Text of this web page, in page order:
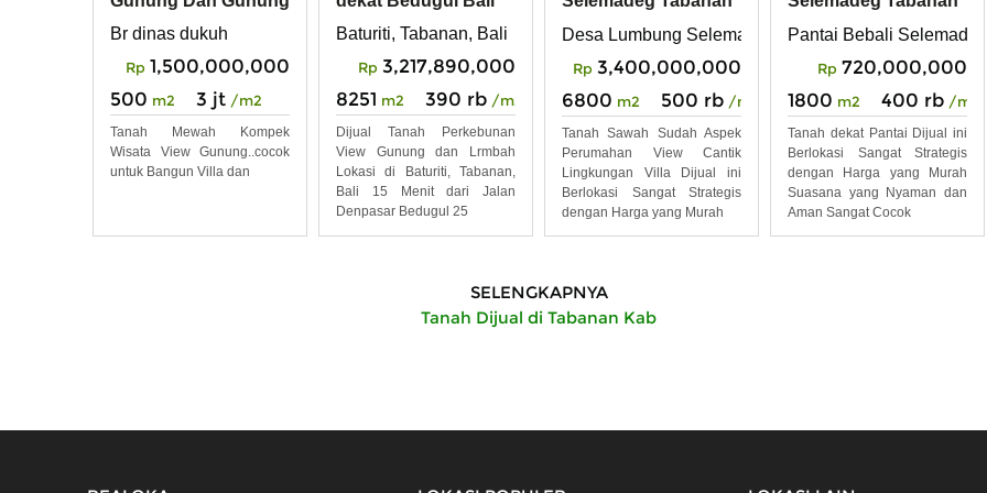
Br dinas dukuh
Rp 1,500,000,000
500 m2 3 jt /m2
Tanah Mewah Kompek
Wisata View Gunung..cocok
untuk Bangun Villa dan
Baturiti, Tabanan, Bali
Rp 3,217,890,000
8251 m2 390 rb /m2
Dijual Tanah Perkebunan
View Gunung dan Lrmbah
Lokasi di Baturiti, Tabanan,
Bali 15 Menit dari Jalan
Denpasar Bedugul 25
Desa Lumbung Selemadeg Tabanan Bali
Rp 3,400,000,000
6800 m2 500 rb /m2
Tanah Sawah Sudah Aspek
Perumahan View Cantik
Lingkungan Villa Dijual ini
Berlokasi Sangat Strategis
dengan Harga yang Murah
Pantai Bebali Selemadeg
Rp 720,000,000
1800 m2 400 rb /m2
Tanah dekat Pantai Dijual ini
Berlokasi Sangat Strategis
dengan Harga yang Murah
Suasana yang Nyaman dan
Aman Sangat Cocok
SELENGKAPNYA
Tanah Dijual di Tabanan Kab